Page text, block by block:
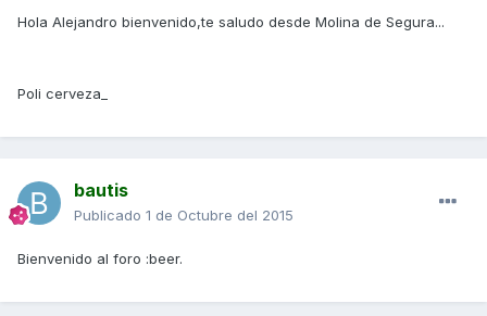
Hola Alejandro bienvenido,te saludo desde Molina de Segura...
Poli cerveza_
bautis
Publicado 1 de Octubre del 2015
Bienvenido al foro :beer.